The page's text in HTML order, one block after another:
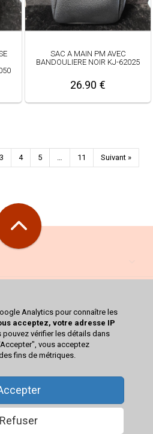
Analytics pour connaître les
acceptez, votre adresse IP
pouvez vérifier les détails dans
vous acceptez
fins de métriques.
Refuser
SAC A MAIN PM AVEC
BANDOULIERE NOIR KJ-62025
26.90 €
3 4 5 11 Suivant »
CONDITIONS GÉNÉRALES DE